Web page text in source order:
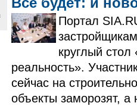
Портал
круглый
реальность».
сейчас на
объекты заморозят, а